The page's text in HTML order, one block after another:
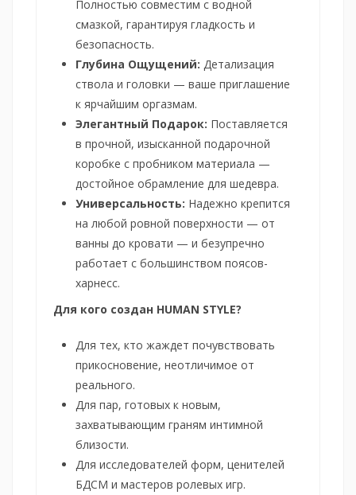
Полностью совместим с водной
смазкой, гарантируя гладкость и
безопасность.
Глубина Ощущений: Детализация
ствола и головки — ваше приглашение
к ярчайшим оргазмам.
Элегантный Подарок: Поставляется
в прочной, изысканной подарочной
коробке с пробником материала —
достойное обрамление для шедевра.
Универсальность: Надежно крепится
на любой ровной поверхности — от
ванны до кровати — и безупречно
работает с большинством поясов-
харнесс.
Для кого создан HUMAN STYLE?
Для тех, кто жаждет почувствовать
прикосновение, неотличимое от
реального.
Для пар, готовых к новым,
захватывающим граням интимной
близости.
Для исследователей форм, ценителей
БДСМ и мастеров ролевых игр.